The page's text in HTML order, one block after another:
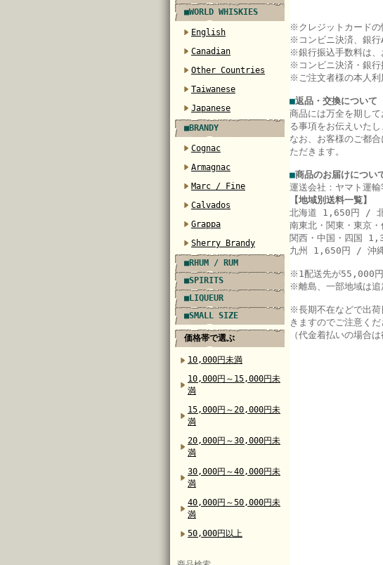
■WORLD WHISKIES
English
Canadian
Other Countries
Taiwanese
Japanese
■BRANDY
Cognac
Armagnac
Marc / Fine
Calvados
Grappa
Sherry Brandy
■RHUM / RUM
■SPIRITS
■LIQUEUR
■SMALL SIZE
価格帯で選ぶ
10,000円未満
10,000円～15,000円未
満
15,000円～20,000円未
満
20,000円～30,000円未
満
30,000円～40,000円未
満
40,000円～50,000円未
満
50,000円以上
※クレジットカードの
※コンビニ決済、銀行
※銀行振込手数料は、
※コンビニ決済・銀行
※ご注文者様の本人利
■返品・交換について
商品には万全を期し
る事項をお伝えいたし
なお、お客様のご都
ただきます。
■商品のお届けについ
運送会社：ヤマト運
【地域別送料一覧】
北海道 1,650円 /
南東北・関東・東京
関西・中国・四国
九州 1,650円 / 沖
※ 1配送先が55,000円
※離島、一部地域は追
※長期不在などで出荷
きますのでご注意くだ
（代金着払いの場合